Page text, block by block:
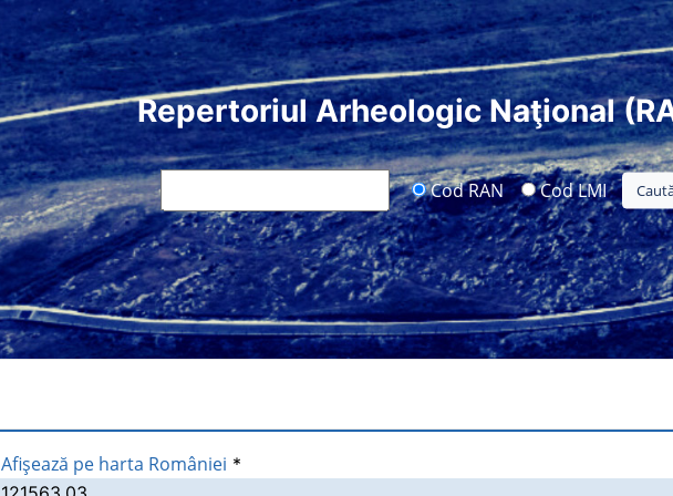
Repertoriul Arheologic Naţional
Cod RAN Cod LMI
Afişează pe harta României *